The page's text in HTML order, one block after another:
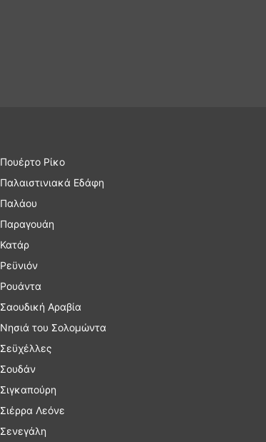
Πουέρτο Ρίκο
Παλαιστινιακά Εδάφη
Παλάου
Παραγουάη
Κατάρ
Ρεϋνιόν
Ρουάντα
Σαουδική Αραβία
Νησιά του Σολομώντα
Σεϋχέλλες
Σουδάν
Σιγκαπούρη
Σιέρρα Λεόνε
Σενεγάλη